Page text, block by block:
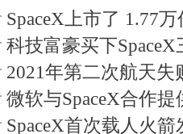
SpaceX上市了 1.77
科技富豪买下
2021年第二次航天失
微软与SpaceX合作
SpaceX首次载人火